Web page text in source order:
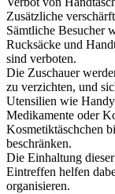
Zusätzliche
Sämtliche Besucher
Rucksäcke und
sind verboten.
Die Zuschauer
zu verzichten, und
Utensilien wie
Medikamente oder
Kosmetiktäschchen
beschränken.
Die Einhaltung
Eintreffen helfen
organisieren.